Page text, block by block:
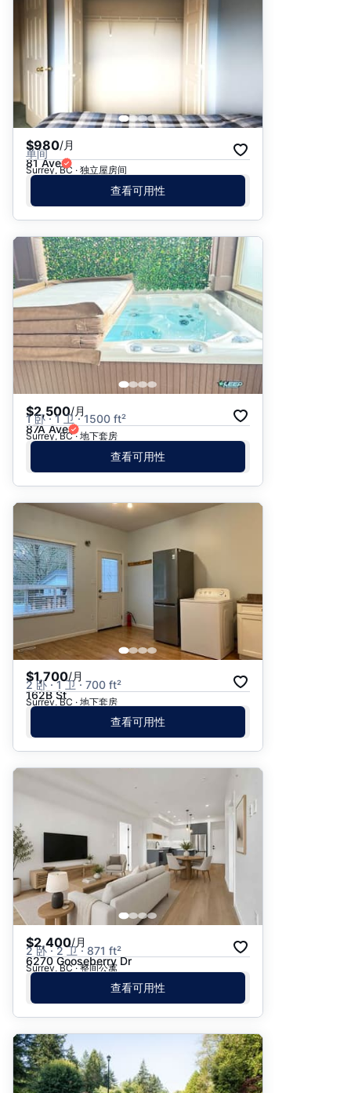
$980/月
单间
81 Ave
Surrey, BC · 独立屋房间
查看可用性
$2,500/月
1 卧 · 1 卫 · 1500 ft²
87A Ave
Surrey, BC · 地下套房
查看可用性
$1,700/月
2 卧 · 1 卫 · 700 ft²
162B St
Surrey, BC · 地下套房
查看可用性
$2,400/月
2 卧 · 2 卫 · 871 ft²
6270 Gooseberry Dr
Surrey, BC · 整间公寓
查看可用性